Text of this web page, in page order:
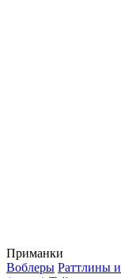
Приманки
Воблеры Раттлины